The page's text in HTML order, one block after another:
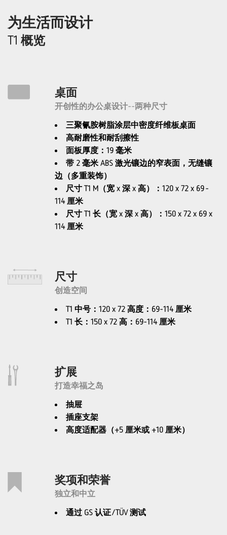
为生活而设计
T1 概览
桌面
开创性的办公桌设计--两种尺寸
三聚氰胺树脂涂层中密度纤维板桌面
高耐磨性和耐刮擦性
面板厚度：19 毫米
带 2 毫米 ABS 激光镶边的窄表面，无缝镶
边（多重装饰）
尺寸 T1 M（宽 x 深 x 高）：120 x 72 x 69 -
114 厘米
尺寸 T1 长（宽 x 深 x 高）：150 x 72 x 69 x
114 厘米
尺寸
创造空间
T1 中号：120 x 72 高度：69-114 厘米
T1 长：150 x 72 高：69-114 厘米
扩展
打造幸福之岛
抽屉
插座支架
高度适配器（+5 厘米或 +10 厘米）
奖项和荣誉
独立和中立
通过 GS 认证/TÜV 测试